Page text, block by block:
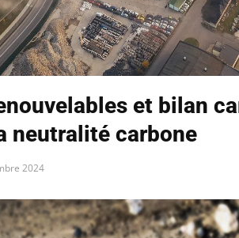
et bilan
neutralité carbone
2024